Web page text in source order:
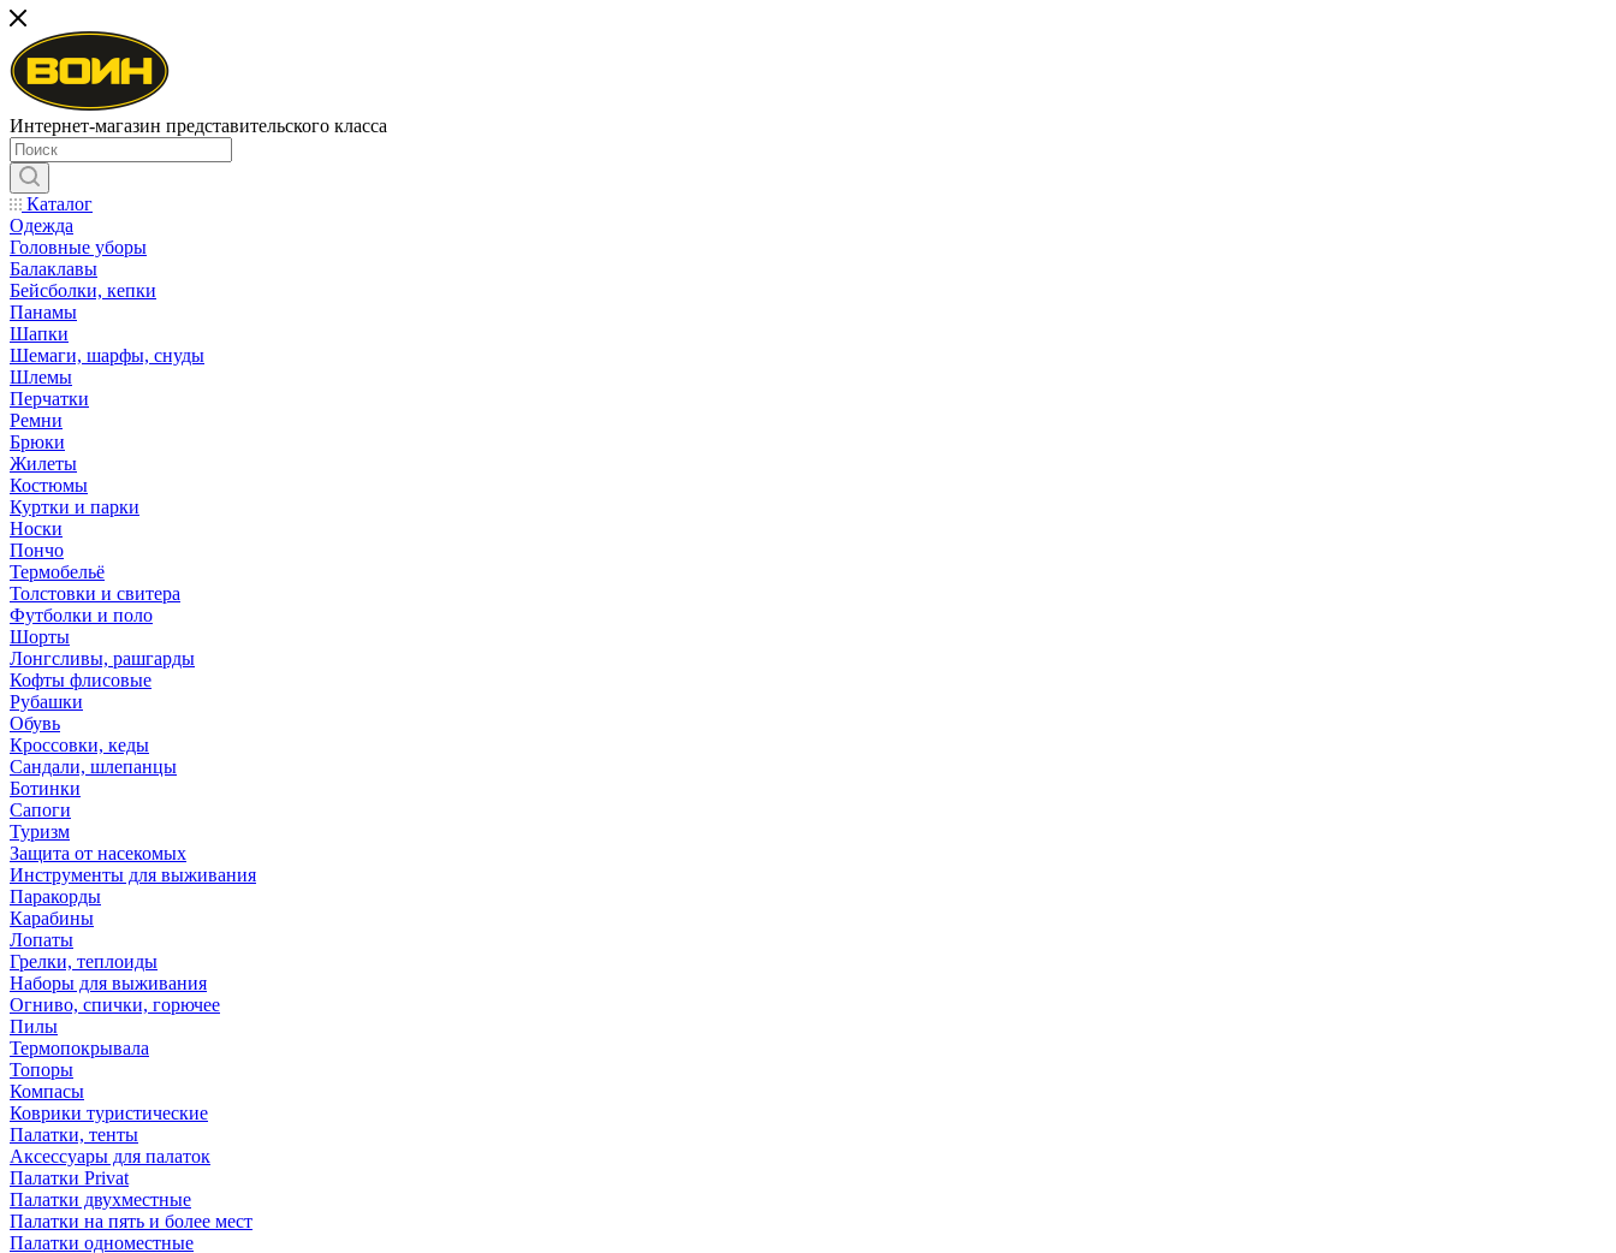
Интернет-магазин представительского класса
Каталог
Одежда
Головные уборы
Балаклавы
Бейсболки, кепки
Панамы
Шапки
Шемаги, шарфы, снуды
Шлемы
Перчатки
Ремни
Брюки
Жилеты
Костюмы
Куртки и парки
Носки
Пончо
Термобельё
Толстовки и свитера
Футболки и поло
Шорты
Лонгсливы, рашгарды
Кофты флисовые
Рубашки
Обувь
Кроссовки, кеды
Сандали, шлепанцы
Ботинки
Сапоги
Туризм
Защита от насекомых
Инструменты для выживания
Паракорды
Карабины
Лопаты
Грелки, теплоиды
Наборы для выживания
Огниво, спички, горючее
Пилы
Термопокрывала
Топоры
Компасы
Коврики туристические
Палатки, тенты
Аксессуары для палаток
Палатки Privat
Палатки двухместные
Палатки на пять и более мест
Палатки одноместные